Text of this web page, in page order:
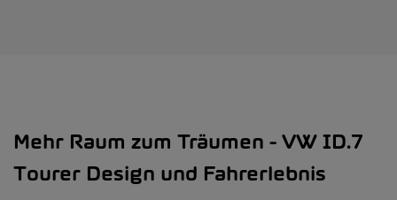
Mehr Raum zum Träumen - VW ID.7
Tourer Design und Fahrerlebnis